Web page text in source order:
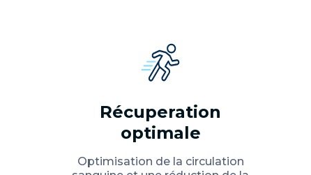
Récuperation
optimale
Optimisation de la circulation